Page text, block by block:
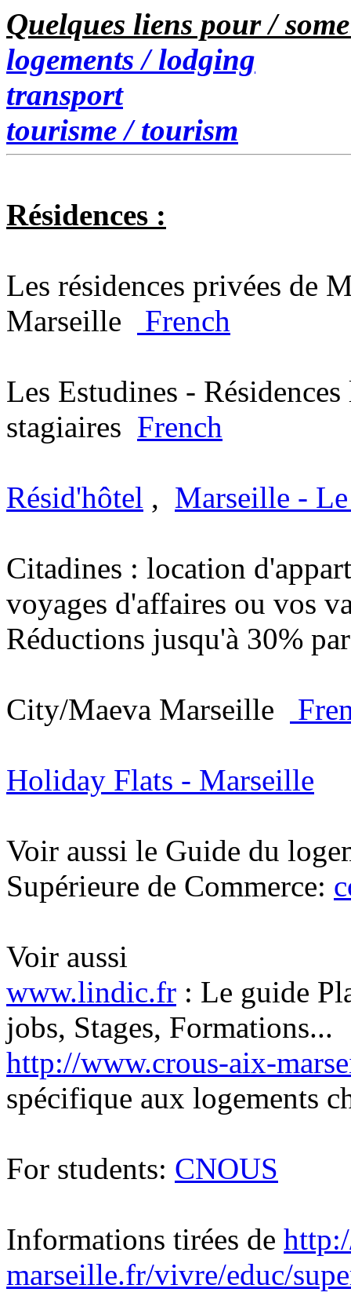
Quelques liens pour /
logements / lodging
transport
tourisme / tourism
Résidences :
Les résidences privées de
Marseille
French
Les Estudines -
stagiaires French
Résid'hôtel , Marseille -
Citadines : location
voyages d'affaires ou vos
Réductions jusqu'à 30%
City/Maeva Marseille
Holiday Flats - Marseille
Voir aussi le Guide du
Supérieure de Commerce:
Voir aussi
www.lindic.fr : Le guide
jobs, Stages, Formations...
http://www.crous-aix-
spécifique aux logements
For students: CNOUS
Informations tirées de
marseille.fr/vivre/educ/